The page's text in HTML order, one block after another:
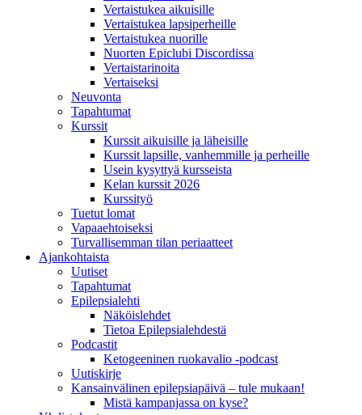
Vertaistukea aikuisille
Vertaistukea lapsiperheille
Vertaistukea nuorille
Nuorten Epiclubi Discordissa
Vertaistarinoita
Vertaiseksi
Neuvonta
Tapahtumat
Kurssit
Kurssit aikuisille ja läheisille
Kurssit lapsille, vanhemmille ja perheille
Usein kysyttyä kursseista
Kelan kurssit 2026
Kurssityö
Tuetut lomat
Vapaaehtoiseksi
Turvallisemman tilan periaatteet
Ajankohtaista
Uutiset
Tapahtumat
Epilepsialehti
Näköislehdet
Tietoa Epilepsialehdestä
Podcastit
Ketogeeninen ruokavalio -podcast
Uutiskirje
Kansainvälinen epilepsiapäivä – tule mukaan!
Mistä kampanjassa on kyse?